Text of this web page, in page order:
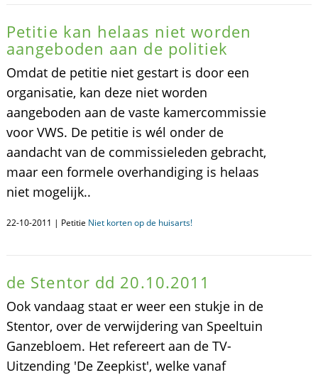
Petitie kan helaas niet worden
aangeboden aan de politiek
Omdat de petitie niet gestart is door een
organisatie, kan deze niet worden
aangeboden aan de vaste kamercommissie
voor VWS. De petitie is wél onder de
aandacht van de commissieleden gebracht,
maar een formele overhandiging is helaas
niet mogelijk..
22-10-2011 | Petitie Niet korten op de huisarts!
de Stentor dd 20.10.2011
Ook vandaag staat er weer een stukje in de
Stentor, over de verwijdering van Speeltuin
Ganzebloem. Het refereert aan de TV-
Uitzending 'De Zeepkist', welke vanaf